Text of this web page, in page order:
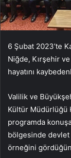
6 Şubat 2023’te
Niğde, Kırşehir
hayatını
Valilik ve
Kültür Müdürlüğü
programda
bölgesinde
örneğini